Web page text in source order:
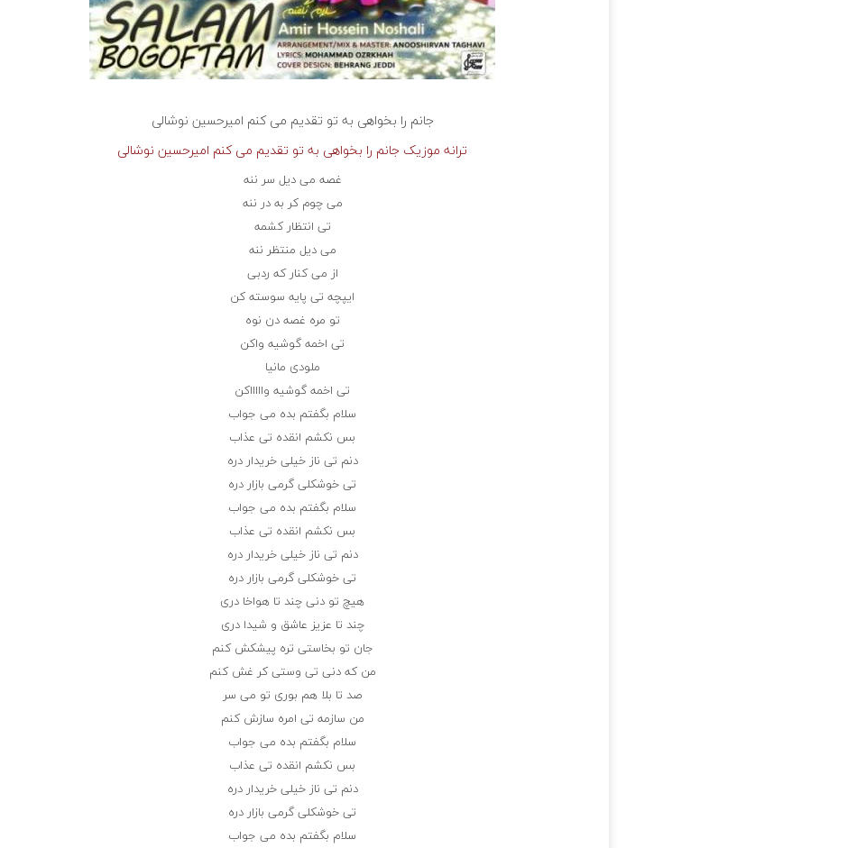
جانم را بخواهی به تو تقدیم می کنم امیرحسین نوشالی
ترانه موزیک جانم را بخواهی به تو تقدیم می کنم امیرحسین نوشالی
غصه می دیل سر ننه
می چوم کر به در ننه
تی انتظار کشمه
می دیل منتظر ننه
از می کنار که ردبی
ایپچه تی پایه سوسته کن
تو مره غصه دن نوه
تی اخمه گوشیه واکن
ملودی مانیا
تی اخمه گوشیه واااااکن
سلام بگفتم بده می جواب
بس نکشم انقده تی عذاب
دنم تی ناز خیلی خریدار دره
تی خوشکلی گرمی بازار دره
سلام بگفتم بده می جواب
بس نکشم انقده تی عذاب
دنم تی ناز خیلی خریدار دره
تی خوشکلی گرمی بازار دره
هیچ تو دنی چند تا هواخا دری
چند تا عزیز عاشق و شیدا دری
جان تو بخاستی تره پیشکش کنم
من که دنی تی وستی کر غش کنم
صد تا بلا هم بوری تو می سر
من سازمه تی امره سازش کنم
سلام بگفتم بده می جواب
بس نکشم انقده تی عذاب
دنم تی ناز خیلی خریدار دره
تی خوشکلی گرمی بازار دره
سلام بگفتم بده می جواب